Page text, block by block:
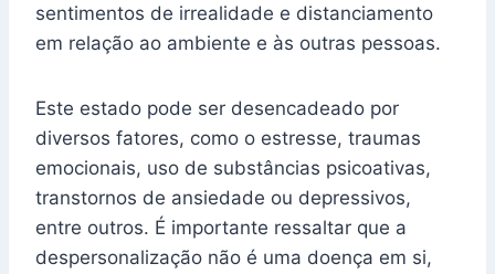
sentimentos de irrealidade e distanciamento
em relação ao ambiente e às outras pessoas.
Este estado pode ser desencadeado por
diversos fatores, como o estresse, traumas
emocionais, uso de substâncias psicoativas,
transtornos de ansiedade ou depressivos,
entre outros. É importante ressaltar que a
despersonalização não é uma doença em si,